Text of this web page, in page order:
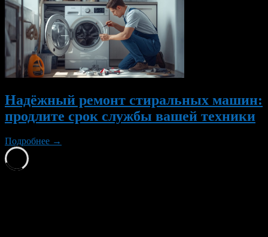
Надёжный ремонт стиральных машин:
продлите срок службы вашей техники
Подробнее →